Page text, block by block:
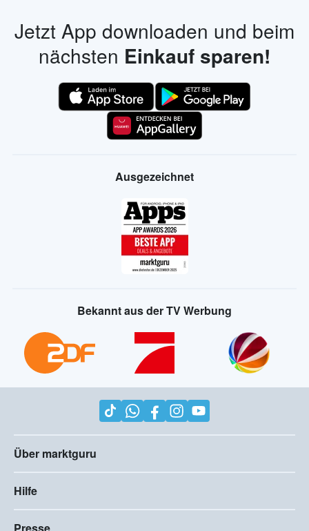
Jetzt App downloaden und beim
nächsten Einkauf sparen!
Ausgezeichnet
Bekannt aus der TV Werbung
Über marktguru
Hilfe